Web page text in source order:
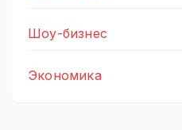
Шоу-бизнес
Экономика